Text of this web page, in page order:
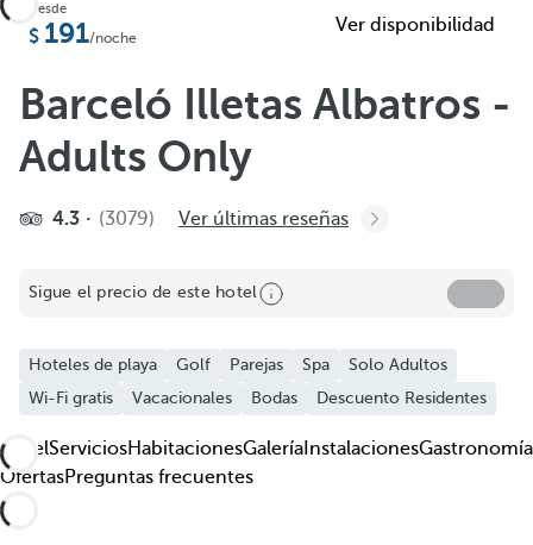
Añadir a favoritos
Ver más fotos y vídeos
Desde
191/noche
Ver disponibilidad
Barceló Illetas Albatros -
Adults Only
4.3 (3079) Ver últimas reseñas
Sigue el precio de este hotel
Hoteles de playa Golf Parejas Spa
Solo Adultos
Wi-Fi gratis
Vacacionales Bodas Descuento Residentes
HotelServiciosHabitacionesGalería InstalacionesGastronomía
OfertasPreguntas frecuentes